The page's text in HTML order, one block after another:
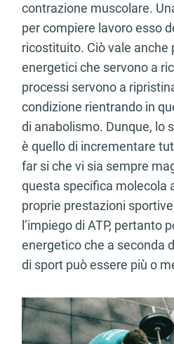
contrazione muscolare.
per compiere lavoro esso
ricostituito. Ciò vale anche
energetici che servono a
processi servono a
condizione rientrando in
di anabolismo. Dunque, lo
è quello di incrementare
far si che vi sia sempre
questa specifica molecola
proprie prestazioni
l’impiego di ATP, pertanto
energetico che a seconda
di sport può essere più o